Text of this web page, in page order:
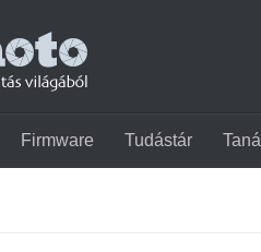
Firmware Tudástár